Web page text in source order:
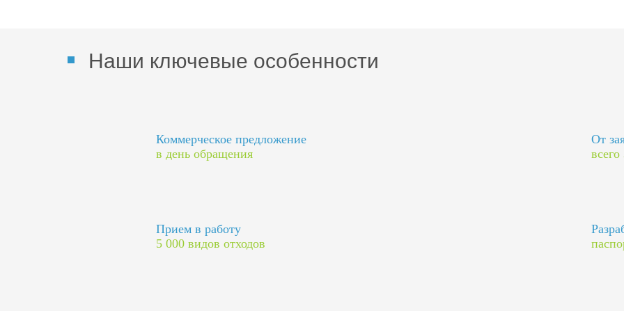
Наши ключевые особенности
Коммерческое предложение
в день обращения
От
Прием в работу
5 000 видов отходов